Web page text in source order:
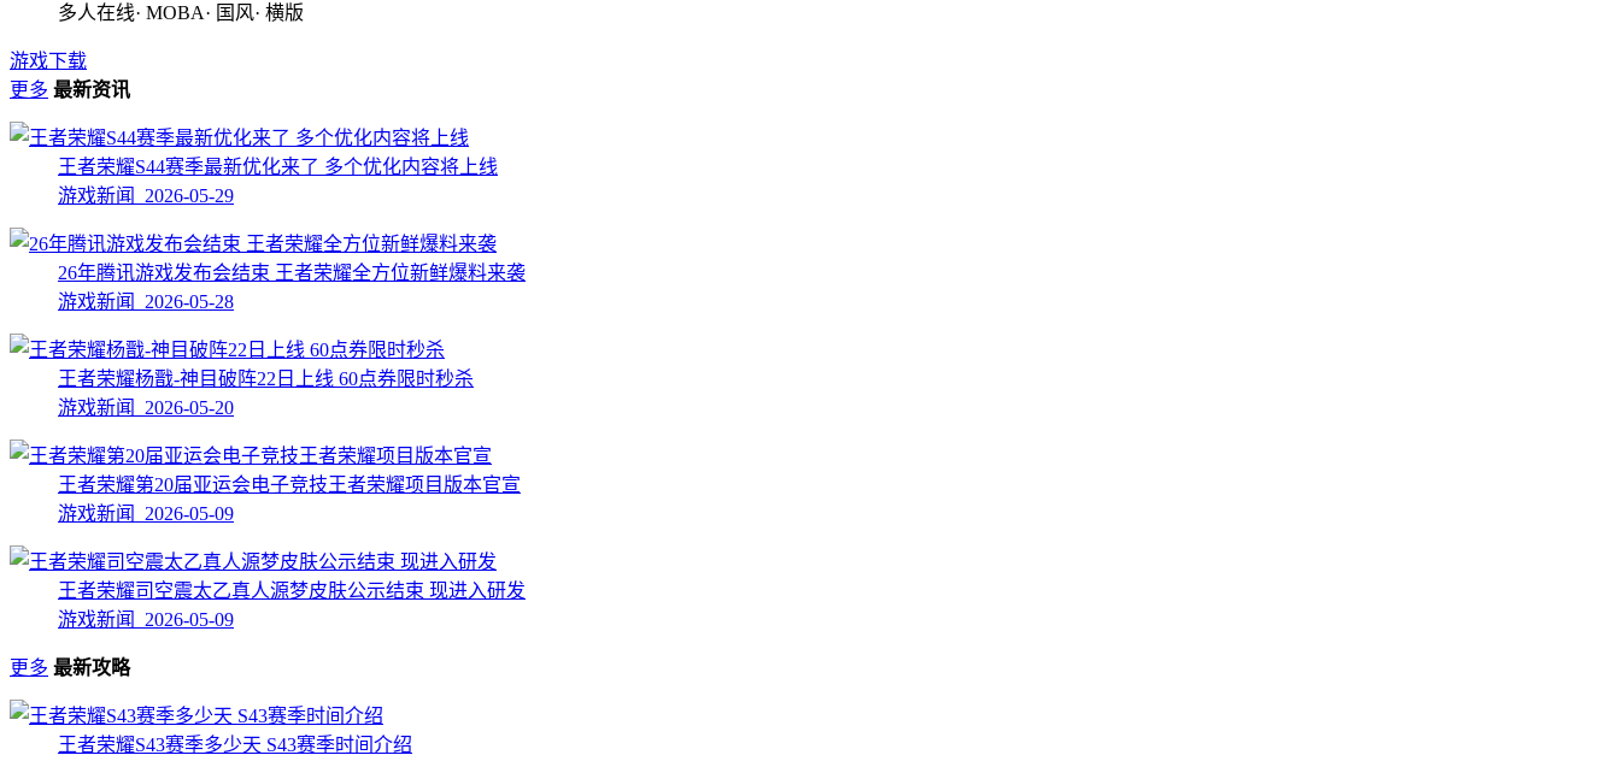
多人在线· MOBA· 国风· 横版
游戏下载
更多 最新资讯
王者荣耀S44赛季最新优化来了 多个优化内容将上线
游戏新闻 2026-05-29
26年腾讯游戏发布会结束 王者荣耀全方位新鲜爆料来袭
游戏新闻 2026-05-28
王者荣耀杨戬-神目破阵22日上线 60点券限时秒杀
游戏新闻 2026-05-20
王者荣耀第20届亚运会电子竞技王者荣耀项目版本官宣
游戏新闻 2026-05-09
王者荣耀司空震太乙真人源梦皮肤公示结束 现进入研发
游戏新闻 2026-05-09
更多 最新攻略
王者荣耀S43赛季多少天 S43赛季时间介绍